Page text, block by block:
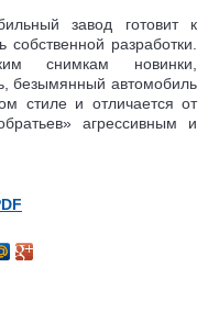
завод готовит к
разработки.
снимкам новинки,
безымянный автомобиль
стиле и отличается от
агрессивным и